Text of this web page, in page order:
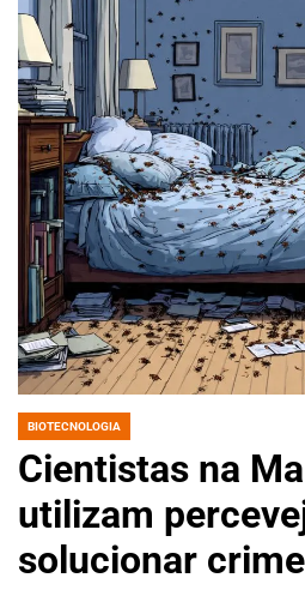
POSTED
BIOTECNOLOGIA
Cientistas na
utilizam
solucionar